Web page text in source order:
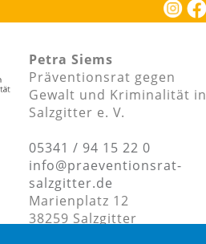
Petra Siems
Präventionsrat gegen
Gewalt und Kriminalität in
Salzgitter e. V.
05341 / 94 15 22 0
info@praeventionsrat-
salzgitter.de
Marienplatz 12
38259 Salzgitter